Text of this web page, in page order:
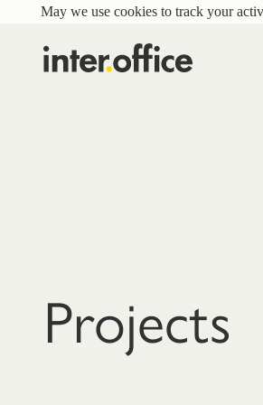
Projects
May we use cookies to track your